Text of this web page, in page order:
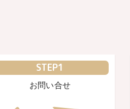
STEP1
お問い合せ